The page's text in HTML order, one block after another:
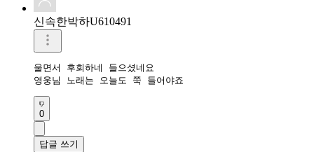
신속한박하U610491
울면서 후회하네 들으셨네요
영웅님 노래는 오늘도 쭉 들어야죠
0
답글 쓰기